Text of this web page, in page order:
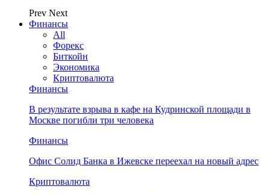
Prev Next
Финансы
All
Форекс
Биткойн
Экономика
Криптовалюта
Финансы
В результате взрыва в кафе на Кудринской площади в
Москве погибли три человека
Финансы
Офис Солид Банка в Ижевске переехал на новый адрес
Криптовалюта